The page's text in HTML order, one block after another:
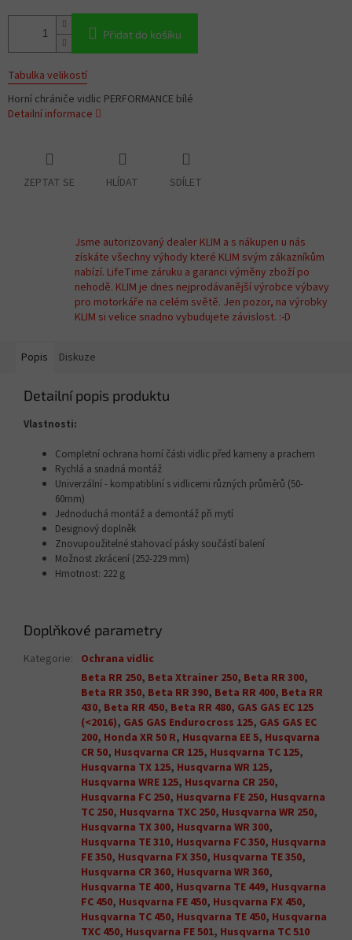
Přidat do košíku
Tabulka velikostí
Horní chrániče vidlic PERFORMANCE bílé
Detailní informace
ZEPTAT SE HLÍDAT SDÍLET
Jsme autorizovaný dealer KLIM a s nákupen u nás
získáte všechny výhody které KLIM svým zákazníkům
nabízí. LifeTime záruku a garanci výměny zboží po
nehodě. KLIM je dnes nejprodávanější výrobce výbavy
pro motorkáře na celém světě. Jen pozor, na výrobky
KLIM si velice snadno vybudujete závislost. :-D
Popis Diskuze
Detailní popis produktu
Vlastnosti:
Completní ochrana horní části vidlic před kameny a prachem
Rychlá a snadná montáž
Univerzální - kompatibliní s vidlicemi různých průměrů (50-
60mm)
Jednoduchá montáž a demontáž při mytí
Designový doplněk
Znovupoužitelné stahovací pásky součástí balení
Možnost zkrácení (252-229 mm)
Hmotnost: 222 g
Doplňkové parametry
Kategorie: Ochrana vidlic
Beta RR 250, Beta Xtrainer 250, Beta RR 300,
Beta RR 350, Beta RR 390, Beta RR 400, Beta RR
430, Beta RR 450, Beta RR 480, GAS GAS EC 125
(<2016), GAS GAS Endurocross 125, GAS GAS EC
200, Honda XR 50 R, Husqvarna EE 5, Husqvarna
CR 50, Husqvarna CR 125, Husqvarna TC 125,
Husqvarna TX 125, Husqvarna WR 125,
Husqvarna WRE 125, Husqvarna CR 250,
Husqvarna FC 250, Husqvarna FE 250, Husqvarna
TC 250, Husqvarna TXC 250, Husqvarna WR 250,
Husqvarna TX 300, Husqvarna WR 300,
Husqvarna TE 310, Husqvarna FC 350, Husqvarna
FE 350, Husqvarna FX 350, Husqvarna TE 350,
Husqvarna CR 360, Husqvarna WR 360,
Husqvarna TE 400, Husqvarna TE 449, Husqvarna
FC 450, Husqvarna FE 450, Husqvarna FX 450,
Husqvarna TC 450, Husqvarna TE 450, Husqvarna
TXC 450, Husqvarna FE 501, Husqvarna TC 510